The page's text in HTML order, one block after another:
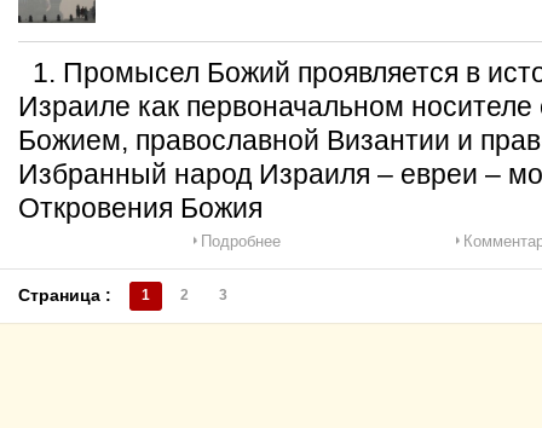
1. Промысел Божий проявляется в
Израиле как первоначальном
Божием, православной Византии и
Избранный народ Израиля – евреи –
Откровения Божия
Подробнее
Страница : 1 2 3